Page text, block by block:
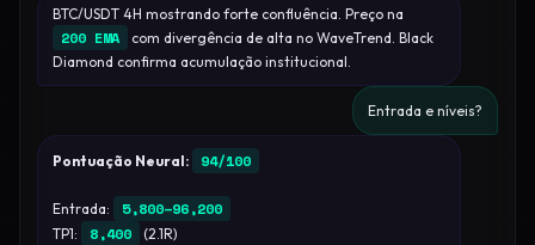
BTC/USDT 4H mostrando forte confluência. Preço na
200 EMA
com divergência de alta no WaveTrend. Black
Diamond confirma acumulação institucional.
Entrada e níveis?
Pontuação Neural: 94/100
Entrada: 5,800–96,200
TP1: 8,400
(2.1R)